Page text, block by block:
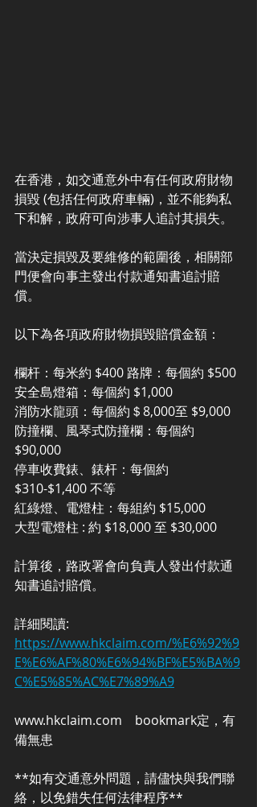
在香港，如交通意外中有任何政府財物
損毀 (包括任何政府車輛)，並不能夠私
下和解，政府可向涉事人追討其損失。
當決定損毀及要維修的範圍後，相關部
門便會向事主發出付款通知書追討賠
償。
以下為各項政府財物損毀賠償金額：
欄杆：每米約 $400 路牌：每個約 $500
安全島燈箱：每個約 $1,000
消防水龍頭：每個約＄8,000至 $9,000
防撞欄、風琴式防撞欄：每個約
$90,000
停車收費錶、錶杆：每個約
$310-$1,400 不等
紅綠燈、電燈柱：每組約 $15,000
大型電燈柱 : 約 $18,000 至 $30,000
計算後，路政署會向負責人發出付款通
知書追討賠償。
詳細閱讀:
https://www.hkclaim.com/%E6%92%9
E%E6%AF%80%E6%94%BF%E5%BA%9
C%E5%85%AC%E7%89%A9
www.hkclaim.com    bookmark定，有
備無患
**如有交通意外問題，請儘快與我們聯
絡，以免錯失任何法律程序**